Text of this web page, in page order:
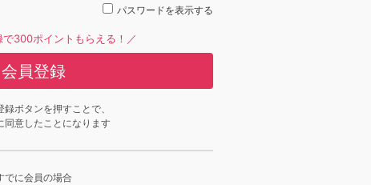
パスワードを表示する
で300ポイントもらえる！／
会員登録
録ボタンを押すことで、
同意したことになります
でに会員の場合